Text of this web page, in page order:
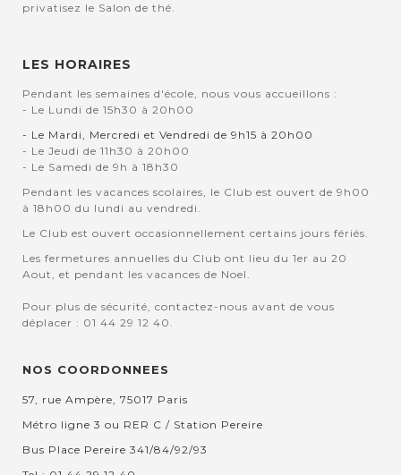
privatisez le Salon de thé.
LES HORAIRES
Pendant les semaines d'école, nous vous accueillons :
- Le Lundi de 15h30 à 20h00
- Le Mardi, Mercredi et Vendredi de 9h15 à 20h00
- Le Jeudi de 11h30 à 20h00
- Le Samedi de 9h à 18h30
Pendant les vacances scolaires, le Club est ouvert de 9h00
à 18h00 du lundi au vendredi.
Le Club est ouvert occasionnellement certains jours fériés.
Les fermetures annuelles du Club ont lieu du 1er au 20
Aout, et pendant les vacances de Noel.
Pour plus de sécurité, contactez-nous avant de vous
déplacer : 01 44 29 12 40.
NOS COORDONNEES
57, rue Ampère, 75017 Paris
Métro ligne 3 ou RER C / Station Pereire
Bus Place Pereire 341/84/92/93